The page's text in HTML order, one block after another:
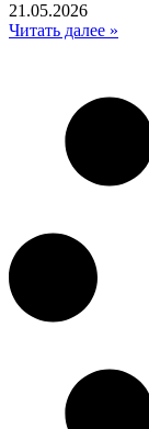
21.05.2026
Читать далее »